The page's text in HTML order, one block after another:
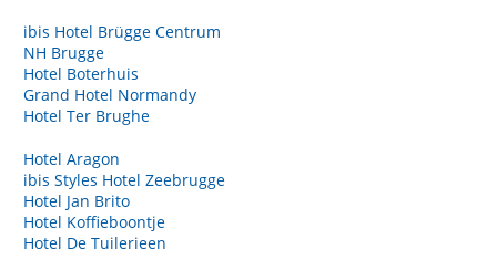
ibis Hotel Brügge Centrum
NH Brugge
Hotel Boterhuis
Grand Hotel Normandy
Hotel Ter Brughe
Hotel Aragon
ibis Styles Hotel Zeebrugge
Hotel Jan Brito
Hotel Koffieboontje
Hotel De Tuilerieen